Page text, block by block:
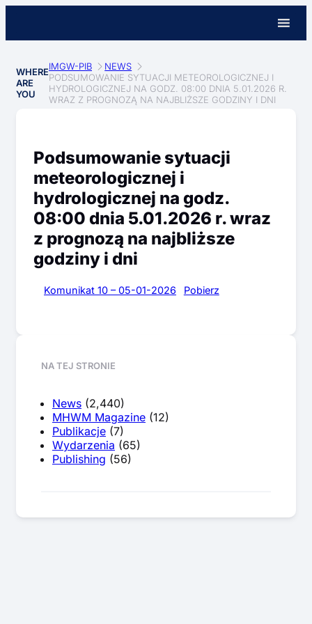
WHERE
ARE
YOU
IMGW-PIB
NEWS
PODSUMOWANIE SYTUACJI METEOROLOGICZNEJ I
HYDROLOGICZNEJ NA GODZ. 08:00 DNIA 5.01.2026 R.
WRAZ Z PROGNOZĄ NA NAJBLIŻSZE GODZINY I DNI
Podsumowanie sytuacji
meteorologicznej i
hydrologicznej na godz.
08:00 dnia 5.01.2026 r. wraz
z prognozą na najbliższe
godziny i dni
Komunikat 10 – 05-01-2026 Pobierz
NA TEJ STRONIE
News (2,440)
MHWM Magazine (12)
Publikacje (7)
Wydarzenia (65)
Publishing (56)